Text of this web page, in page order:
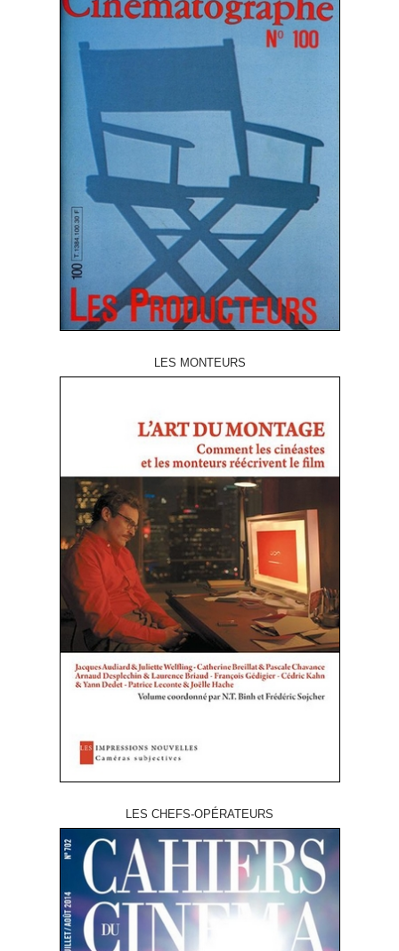
LES MONTEURS
LES CHEFS-OPÉRATEURS